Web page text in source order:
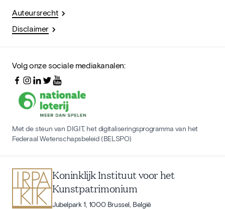
Auteursrecht
Disclaimer
Volg onze sociale mediakanalen:
Met de steun van DIGIT, het digitaliseringsprogramma van het
Federaal Wetenschapsbeleid (BELSPO)
Koninklijk Instituut voor het
Kunstpatrimonium
Jubelpark 1, 1000 Brussel, België